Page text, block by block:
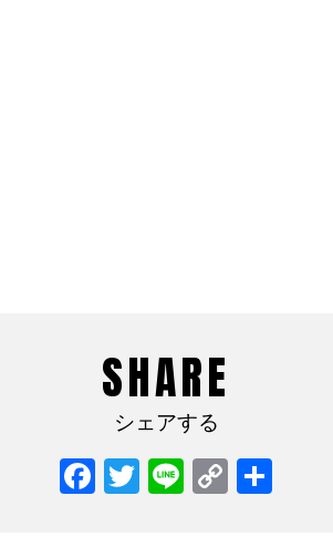
SHARE
シェアする
Facebook
TwitterLineCopy